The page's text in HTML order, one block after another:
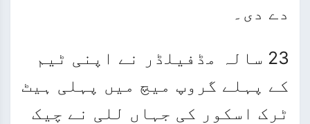
دے دی۔
23 سالہ مڈفیلڈر نے اپنی ٹیم
کے پہلے گروپ میچ میں پہلی ہیٹ
ٹرک اسکور کی جہاں للی نے چیک